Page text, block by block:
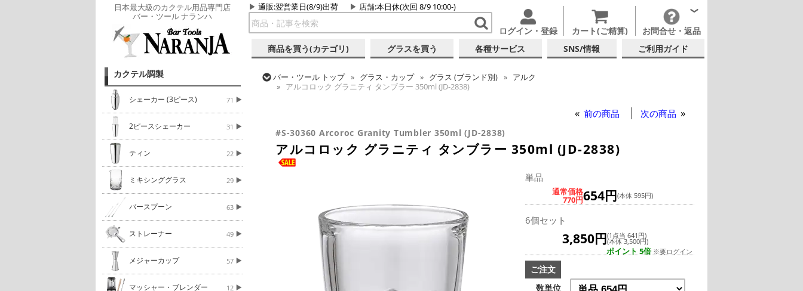
日本最大級のカクテル用品専門店
バー・ツール ナランハ
通販:翌営業日(8/9)出荷 店舗:本日休(次回 8/9 10:00-)
ログイン・登録 カート(ご精算) お問合せ・返品
商品を買う(カテゴリ) グラスを買う 各種サービス SNS/情報 ご利用ガイド
カクテル調製
シェーカー (3ピース) 71
2ピースシェーカー 31
ティン 22
ミキシンググラス 29
バースプーン 63
ストレーナー 49
メジャーカップ 57
マッシャー・ブレンダー 12
バー・ツール トップ グラス・カップ グラス (ブランド別)
アルク
アルコロック グラニティ タンブラー 350ml (JD-2838)
前の商品 次の商品
#S-30360 Arcoroc Granity Tumbler 350ml (JD-2838)
アルコロック グラニティ タンブラー 350ml (JD-2838)
単品
通常価格
770円654円(本体 595円)
6個セット
3,850円(1点当 641円)
(本体 3,500円)
ポイント 5倍 ※要ログイン
ご注文
数単位